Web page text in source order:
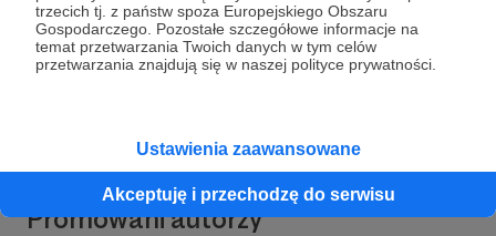
trzecich tj. z państw spoza Europejskiego Obszaru
Gospodarczego. Pozostałe szczegółowe informacje na
temat przetwarzania Twoich danych w tym celów
przetwarzania znajdują się w naszej polityce prywatności.
Ustawienia zaawansowane
Akceptuję i przechodzę do serwisu
#BROiMYprojectsjuż teraz!
Promowani autorzy